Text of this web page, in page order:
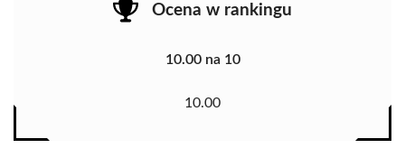
Ocena w rankingu
10.00 na 10
10.00